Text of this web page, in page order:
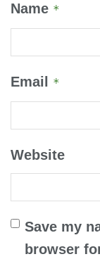
Name *
Email *
Website
Save my
browser